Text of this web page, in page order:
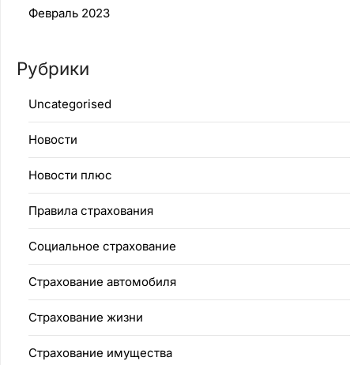
Февраль 2023
Рубрики
Uncategorised
Новости
Новости плюс
Правила страхования
Социальное страхование
Страхование автомобиля
Страхование жизни
Страхование имущества